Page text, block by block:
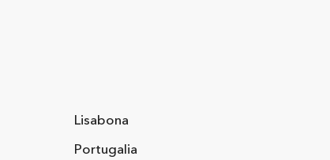
Lisabona
Portugalia